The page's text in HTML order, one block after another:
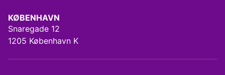
KØBENHAVN
Snaregade 12
1205 København K